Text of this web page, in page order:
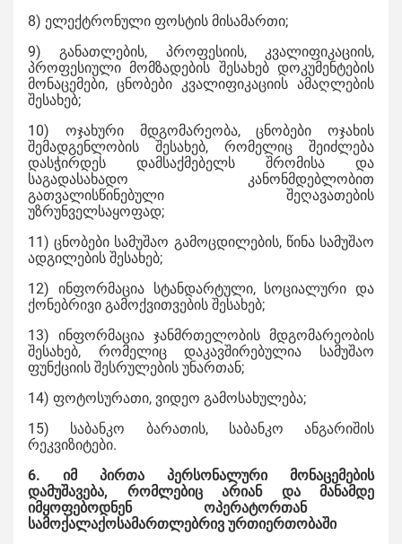
8) ელექტრონული ფოსტის მისამართი;
9) განათლების, პროფესიის, კვალიფიკაციის,
პროფესიული მომზადების შესახებ დოკუმენტების
მონაცემები, ცნობები კვალიფიკაციის ამაღლების
შესახებ;
10) ოჯახური მდგომარეობა, ცნობები ოჯახის
შემადგენლობის შესახებ, რომელიც შეიძლება
დასჭირდეს დამსაქმებელს შრომისა და
საგადასახადო კანონმდებლობით
გათვალისწინებული შეღავათების
უზრუნველსაყოფად;
11) ცნობები სამუშაო გამოცდილების, წინა სამუშაო
ადგილების შესახებ;
12) ინფორმაცია სტანდარტული, სოციალური და
ქონებრივი გამოქვითვების შესახებ;
13) ინფორმაცია ჯანმრთელობის მდგომარეობის
შესახებ, რომელიც დაკავშირებულია სამუშაო
ფუნქციის შესრულების უნართან;
14) ფოტოსურათი, ვიდეო გამოსახულება;
15) საბანკო ბარათის, საბანკო ანგარიშის
რეკვიზიტები.
6. იმ პირთა პერსონალური მონაცემების
დამუშავება, რომლებიც არიანდა მანამდე
იმყოფებოდნენ ოპერატორთან
სამოქალაქოსამართლებრივ ურთიერთობაში